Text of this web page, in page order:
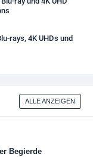
rays, 4K UHDs und
ALLE ANZEIGEN
Begierde